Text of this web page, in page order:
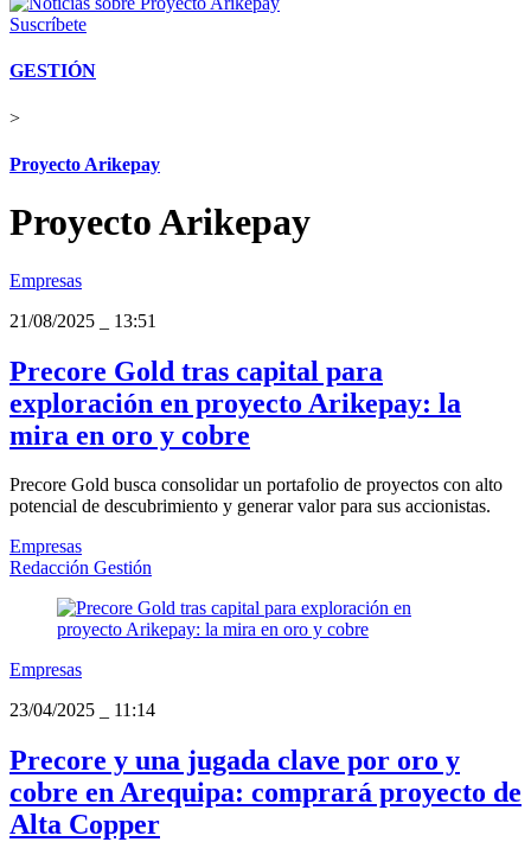
Suscríbete
GESTIÓN
>
Proyecto Arikepay
Proyecto Arikepay
Empresas
21/08/2025
13:51
Precore Gold tras capital para
exploración en proyecto Arikepay: la
mira en oro y cobre
Precore Gold busca consolidar un portafolio de proyectos con alto
potencial de descubrimiento y generar valor para sus accionistas.
Empresas
Redacción Gestión
Empresas
23/04/2025
11:14
Precore y una jugada clave por oro y
cobre en Arequipa: comprará proyecto de
Alta Copper